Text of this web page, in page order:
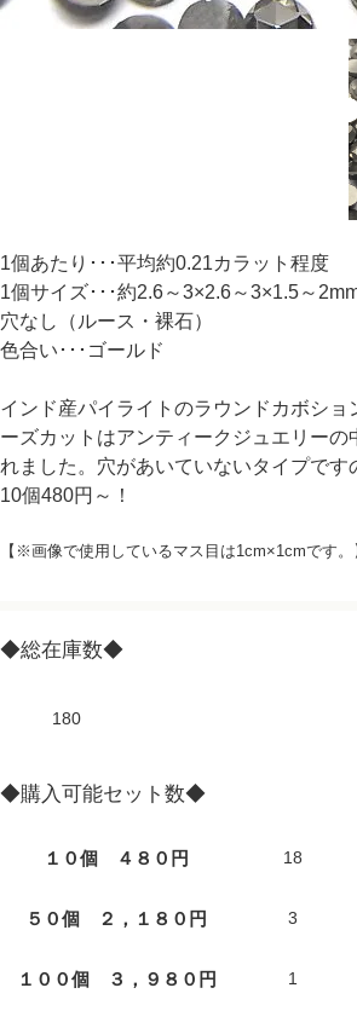
1個あたり･･･平均約0.21カラット程度
1個サイズ･･･約2.6～3×2.6～3×1.5～
穴なし（ルース・裸石）
色合い･･･ゴールド
インド産パイライトのラウンドカボシ
ーズカットはアンティークジュエリー
れました。穴があいていないタイプです
10個480円～！
【※画像で使用しているマス目は1cm×1cmです。
◆総在庫数◆
180
◆購入可能セット数◆
１０個 ４８０円 18
５０個 ２，１８０円 3
１００個 ３，９８０円 1